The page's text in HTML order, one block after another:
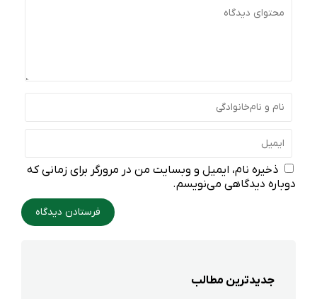
ذخیره نام، ایمیل و وبسایت من در مرورگر برای زمانی که
دوباره دیدگاهی می‌نویسم.
جدیدترین مطالب